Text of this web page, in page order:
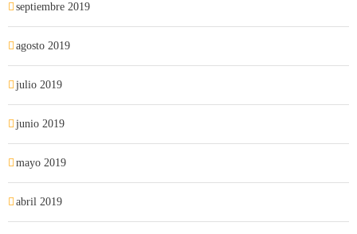
septiembre 2019
agosto 2019
julio 2019
junio 2019
mayo 2019
abril 2019